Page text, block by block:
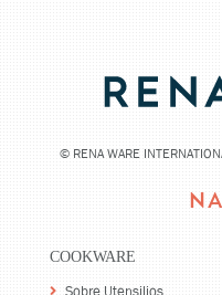
© RENA WARE
COOKWARE